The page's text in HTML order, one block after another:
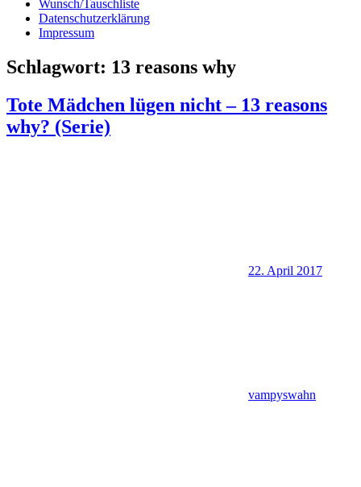
Wunsch/Tauschliste
Datenschutzerklärung
Impressum
Schlagwort: 13 reasons why
Tote Mädchen lügen nicht – 13 reasons
why? (Serie)
22. April 2017
vampyswahn